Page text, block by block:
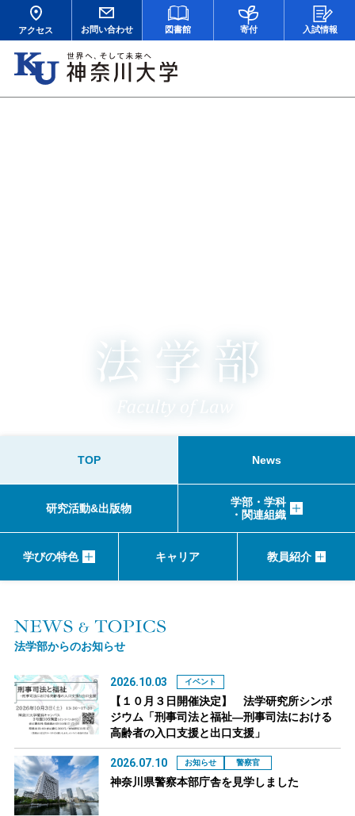
アクセス お問い合わせ 図書館 寄付 入試情報
TOP News
研究活動&出版物
学部・学科
・関連組織
学びの特色 キャリア 教員紹介
法学部からのお知らせ
2026.10.03 イベント
【１０月３日開催決定】 法学研究所シンポ
ジウム「刑事司法と福祉―刑事司法における
高齢者の入口支援と出口支援」
2026.07.10 お知らせ 警察官
神奈川県警察本部庁舎を見学しました